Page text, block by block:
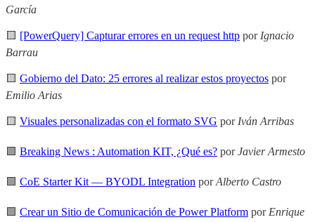
García
🟨 [PowerQuery] Capturar errores en un request http por Ignacio
Barrau
🟨 Gobierno del Dato: 25 errores al realizar estos proyectos por
Emilio Arias
🟨 Visuales personalizadas con el formato SVG por Iván Arribas
🟩 Breaking News : Automation KIT, ¿Qué es? porJavier Armesto
🟩 CoE Starter Kit — BYODL Integration porAlberto Castro
🟩 Crear un Sitio de Comunicación de Power Platform por Enrique